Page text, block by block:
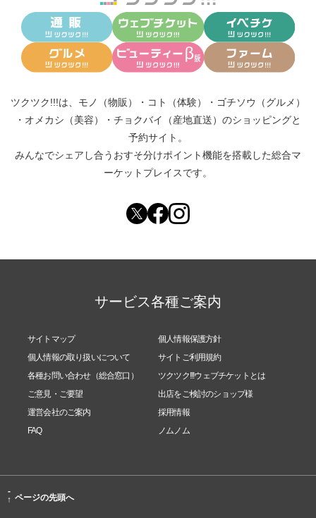
ツクツク!!!は、 モノ（物販） ・ コト（体験） ・ ゴチソウ（グルメ）
・ オメカシ（美容） ・ チョクバイ（産地直送） のショッピングと
予約サイト。
みんなでシェアし合う おすそ分けポイント機能を搭載した総合マ
ーケットプレイスです。
サービス各種ご案内
サイトマップ
個人情報保護方針
個人情報の取り扱いについて
サイトご利用規約
各種お問い合わせ（総合窓口）
ツクツク!!!ウェブチケットとは
ご意見・ご要望
出店をご検討のショップ様
運営会社のご案内
採用情報
FAQ
ノムノム
-
↑ ページの先頭へ